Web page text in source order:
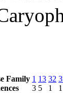
Family 1
3
13
5
32
1
1